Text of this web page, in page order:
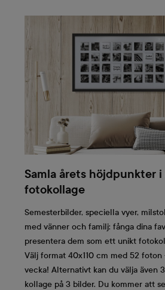
Samla årets höjdpunkter
fotokollage
Semesterbilder, speciella vyer,
med vänner och familj: fånga dina
presentera dem som ett unikt
Välj format 40x110 cm med 52
vecka! Alternativt kan du välja även
kollage på 3 bilder. Du kommer att